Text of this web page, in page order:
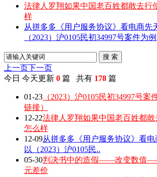
法律人罗翔如果中国老百姓都敢去行
样
从拼多多《用户服务协议》看电商
（2023）沪0105民初34997号案件为例
搜 索
上一页下一页
今日 今天更新 0 篇 共有 178 篇
01-23 （2023）沪0105民初34997号案
链接）
12-22法律人罗翔如果中国老百姓都
怎么样
12-09从拼多多《用户服务协议》看
以（2023）沪0105民..
05-30判决书中的造假——改变数值
元差价